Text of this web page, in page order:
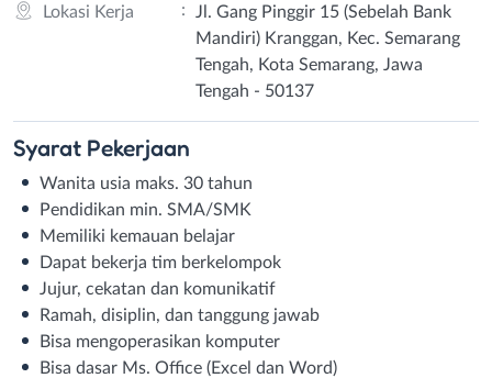
Lokasi Kerja
:
Jl. Gang Pinggir 15 (Sebelah Bank
Mandiri) Kranggan, Kec. Semarang
Tengah, Kota Semarang, Jawa
Tengah - 50137
Syarat Pekerjaan
Wanita usia maks. 30 tahun
Pendidikan min. SMA/SMK
Memiliki kemauan belajar
Dapat bekerja tim berkelompok
Jujur, cekatan dan komunikatif
Ramah, disiplin, dan tanggung jawab
Bisa mengoperasikan komputer
Bisa dasar Ms. Office (Excel dan Word)